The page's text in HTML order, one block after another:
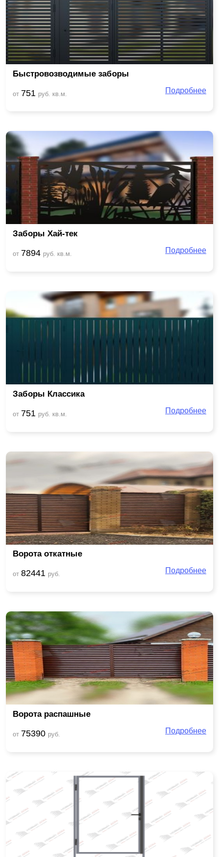
Быстровозводимые заборы
от 751 руб. кв.м. Подробнее
Заборы Хай-тек
от 7894 руб. кв.м. Подробнее
Заборы Классика
от 751 руб. кв.м. Подробнее
Ворота откатные
от 82441 руб. Подробнее
Ворота распашные
от 75390 руб. Подробнее